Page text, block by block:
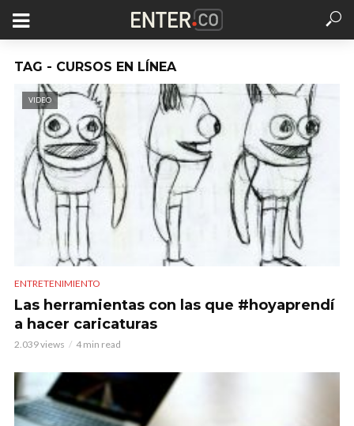
TAG - CURSOS EN LÍNEA
VIDEO
ENTRETENIMIENTO
Las herramientas con las que #hoyaprendí
a hacer caricaturas
2.039 views 4 min read